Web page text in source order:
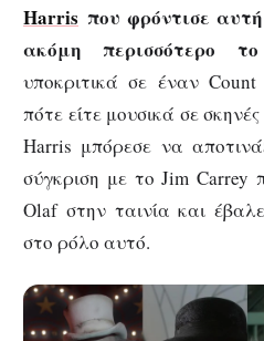
Harris που φρόντισε
ακόμη περισσότερο
υποκριτικά σε έναν
πότε είτε μουσικά σε
Harris μπόρεσε να
σύγκριση με το Jim Carrey
Olaf στην ταινία και
στο ρόλο αυτό.